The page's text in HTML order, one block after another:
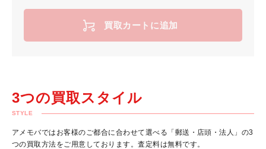
買取カートに追加
3つの買取スタイル
STYLE
アメモバではお客様のご都合に合わせて選べる「郵送・店頭・法人」の3
つの買取方法をご用意しております。査定料は無料です。